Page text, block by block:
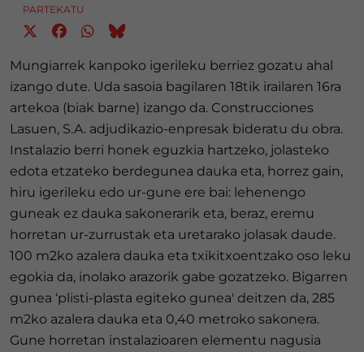
PARTEKATU
Mungiarrek kanpoko igerileku berriez gozatu ahal
izango dute. Uda sasoia bagilaren 18tik irailaren 16ra
artekoa (biak barne) izango da. Construcciones
Lasuen, S.A. adjudikazio-enpresak bideratu du obra.
Instalazio berri honek eguzkia hartzeko, jolasteko
edota etzateko berdegunea dauka eta, horrez gain,
hiru igerileku edo ur-gune ere bai: lehenengo
guneak ez dauka sakonerarik eta, beraz, eremu
horretan ur-zurrustak eta uretarako jolasak daude.
100 m2ko azalera dauka eta txikitxoentzako oso leku
egokia da, inolako arazorik gabe gozatzeko. Bigarren
gunea ‘plisti-plasta egiteko gunea' deitzen da, 285
m2ko azalera dauka eta 0,40 metroko sakonera.
Gune horretan instalazioaren elementu nagusia